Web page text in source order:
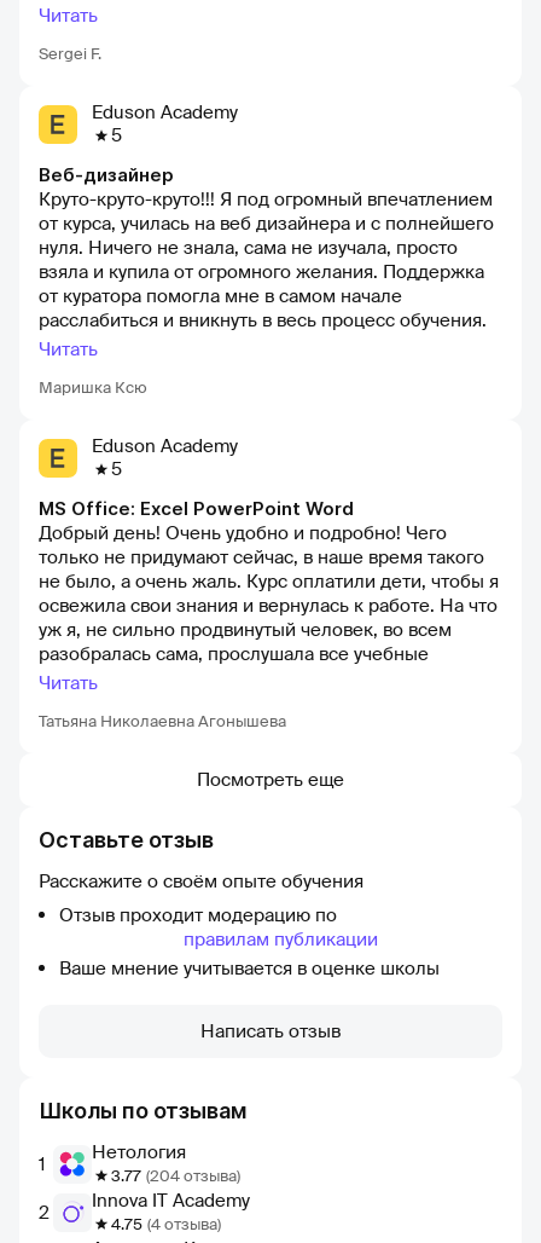
Оставьте отзыв
Расскажите о своём опыте обучения
Отзыв проходит модерацию по
правилам публикации
Ваше мнение учитывается в оценке школы
Написать отзыв
Школы по отзывам
1 Нетология
3.77 (204 отзыва)
2 Innova IT Academy
4.75 (4 отзыва)
Sergei F.
что материал не простой, временами сложный, но
обсуждениями. Материал помог мне не только в
Выдали диплом, пожелали удачи и мы
попрощались на очень приятной ноте. Спасибо
Читать
Eduson Academy
5
Маришка Ксю
Веб-дизайнер
Круто-круто-круто!!! Я под огромный впечатлением
от курса, училась на веб дизайнера и с полнейшего
нуля. Ничего не знала, сама не изучала, просто
взяла и купила от огромного желания. Поддержка
от куратора помогла мне в самом начале
расслабиться и вникнуть в весь процесс обучения.
Страшно было не разобраться или показать себя
постепенным усложнением и нагрузкой. Разборы
программу. Очень много реально нужных обучалок,
которые я сама бы и не использовала из-за
полтора месяца впихнули очень многое, успели
сделать 8 проектов, которые пошли в наше
портфолио.
Читать
Eduson Academy
5
Татьяна Николаевна Агонышева
MS Office: Excel PowerPoint Word
Добрый день! Очень удобно и подробно! Чего
только не придумают сейчас, в наше время такого
не было, а очень жаль. Курс оплатили дети, чтобы я
освежила свои знания и вернулась к работе. На что
уж я, не сильно продвинутый человек, во всем
разобралась сама, прослушала все учебные
материалы, выполнила все домашние задания и
уместным и полезным было наличие куратора.
хорошо! Курс оценила по достоинству, подчерпнула
Читать
Посмотреть еще